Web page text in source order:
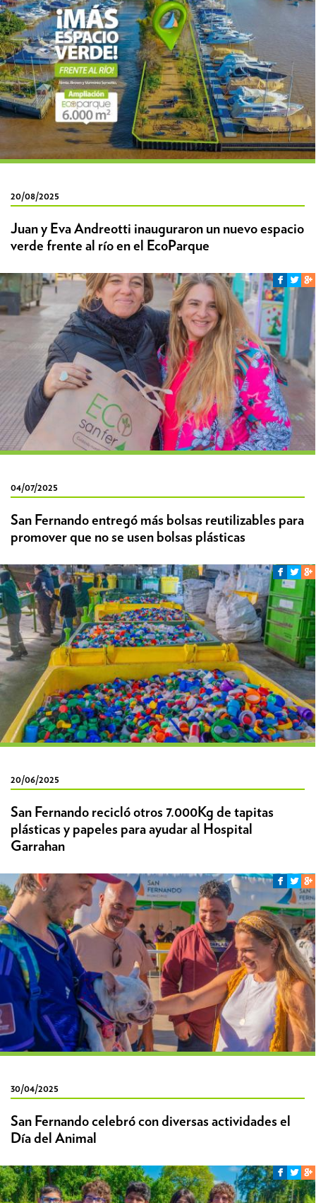
20/08/2025
Juan y Eva Andreotti inauguraron un nuevo espacio
verde frente al río en el EcoParque
04/07/2025
San Fernando entregó más bolsas reutilizables para
promover que no se usen bolsas plásticas
20/06/2025
San Fernando recicló otros 7.000Kg de tapitas
plásticas y papeles para ayudar al Hospital
Garrahan
30/04/2025
San Fernando celebró con diversas actividades el
Día del Animal